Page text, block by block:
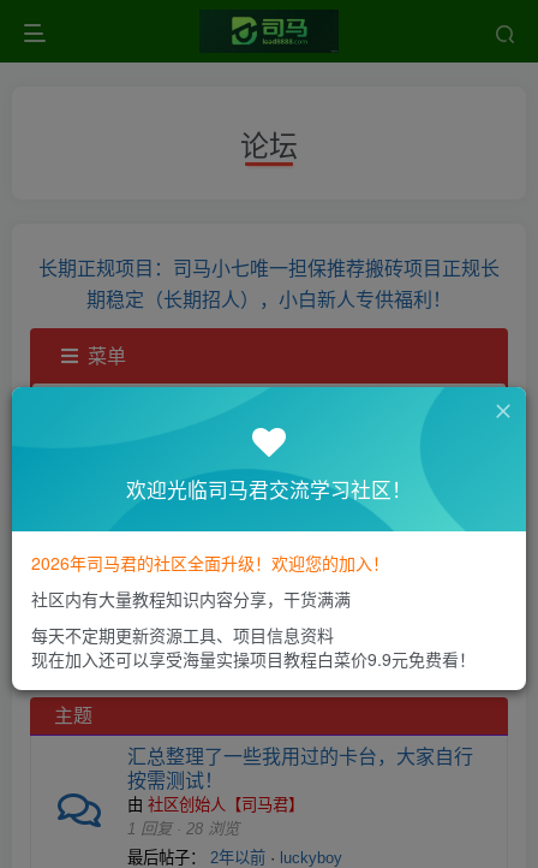
论坛
长期正规项目：司马小七唯一担保推荐搬砖项目正规长
期稳定（长期招人），小白新人专供福利！
菜单
导
航
在
里：
版块: 黑科技专栏
创建帖子和主题。
虚拟卡专区
主题
汇总整理了一些我用过的卡台，大家自行
按需测试！
由 社区创始人【司马君】
1 回复 · 28 浏览
最后帖子： 2年以前 · luckyboy
欢迎光临司马君交流学习社区！
2026年司马君的社区全面升级！欢迎您的加入！
社区内有大量教程知识内容分享，干货满满
每天不定期更新资源工具、项目信息资料
现在加入还可以享受海量实操项目教程白菜价9.9元免费看！